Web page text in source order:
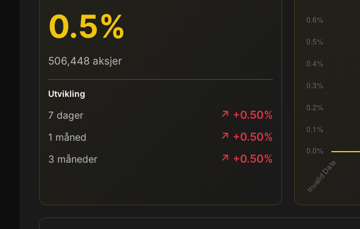
0.5%
506,448 aksjer
Utvikling
7 dager ↗ +0.50%
1 måned ↗ +0.50%
3 måneder ↗ +0.50%